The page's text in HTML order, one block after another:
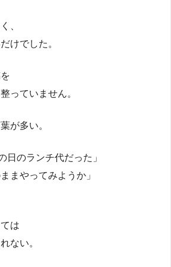
、
けでした。
っていません。
が多い。
日のランチ代だった」
まやってみようか」
は
ない。